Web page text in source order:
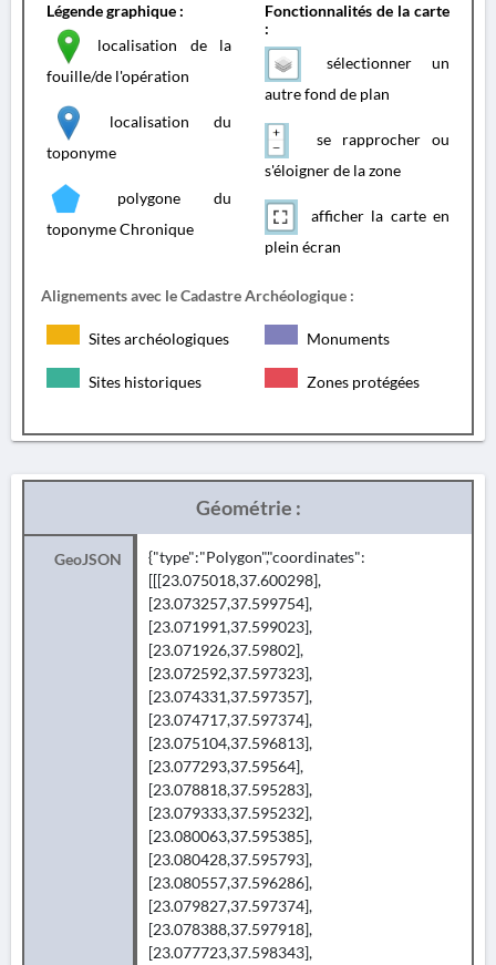
Légende graphique :
localisation de la
fouille/de l'opération
localisation du
toponyme
polygone du
toponyme Chronique
Fonctionnalités de la carte
:
sélectionner un
autre fond de plan
se rapprocher ou
s'éloigner de la zone
afficher la carte en
plein écran
Alignements avec le Cadastre Archéologique :
Sites archéologiques Monuments
Sites historiques Zones protégées
Géométrie :
GeoJSON
{"type":"Polygon","coordinates":
[[[23.075018,37.600298],
[23.073257,37.599754],
[23.071991,37.599023],
[23.071926,37.59802],
[23.072592,37.597323],
[23.074331,37.597357],
[23.074717,37.597374],
[23.075104,37.596813],
[23.077293,37.59564],
[23.078818,37.595283],
[23.079333,37.595232],
[23.080063,37.595385],
[23.080428,37.595793],
[23.080557,37.596286],
[23.079827,37.597374],
[23.078388,37.597918],
[23.077723,37.598343],